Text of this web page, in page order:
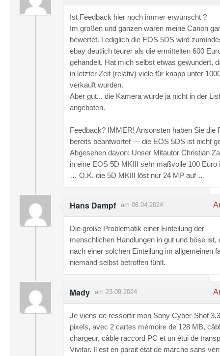
Ist Feedback hier noch immer erwünscht ?
Im großen und ganzen waren meine Canon
bewertet. Lediglich die EOS 5DS wird
ebay deutlich teurer als die ermittelten 600
gehandelt. Hat mich selbst etwas gewundert,
in letzter Zeit (relativ) viele für knapp unter
verkauft wurden.
Aber gut... die Kamera wurde ja nicht in der
angeboten.
Feedback? IMMER! Ansonsten haben Sie die
bereits beantwortet — die EOS 5DS ist nicht
Abgesehen davon: Unser Mitautor Christian
in eine EOS 5D MKIII sehr maßvolle 100 Euro
… O.K. die 5D MKIII löst nur 24 MP auf …
Hans Dampf am 06.04.2024
Die große Problematik einer Einteilung der
menschlichen Handlungen in gut und böse ist,
nach einer solchen Einteilung im allgemeinen
niemand selbst betroffen fühlt.
Mady am 23.09.2024
Je viens de ressortir mon Sony Cyber-Shot
pixels, avec 2 cartes mémoire de 128 MB,
chargeur, câble raccord PC et un étui de
Vivitar. Il est en parait état de marche sans